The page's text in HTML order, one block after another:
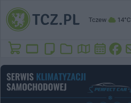
Tczew 14°C